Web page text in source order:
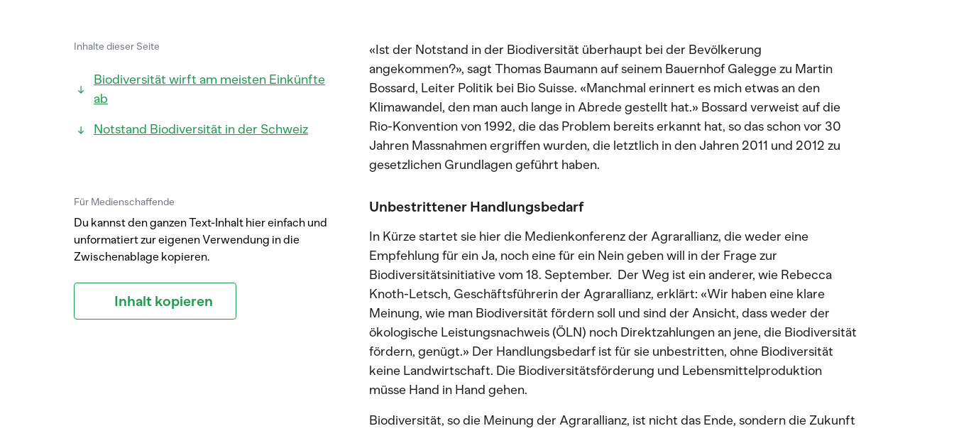
Inhalte dieser Seite
Biodiversität wirft am meisten Einkünfte
ab
Notstand Biodiversität in der Schweiz
Für Medienschaffende
Du kannst den ganzen Text-Inhalt hier einfach und
unformatiert zur eigenen Verwendung in die
Zwischenablage kopieren.
Inhalt kopieren
«Ist der Notstand in der Biodiversität überhaupt bei der Bevölkerung
angekommen?», sagt Thomas Baumann auf seinem Bauernhof Galegge zu Martin
Bossard, Leiter Politik bei Bio Suisse. «Manchmal erinnert es mich etwas an den
Klimawandel, den man auch lange in Abrede gestellt hat.» Bossard verweist auf die
Rio-Konvention von 1992, die das Problem bereits erkannt hat, so das schon vor 30
Jahren Massnahmen ergriffen wurden, die letztlich in den Jahren 2011 und 2012 zu
gesetzlichen Grundlagen geführt haben.
Unbestrittener Handlungsbedarf
In Kürze startet sie hier die Medienkonferenz der Agrarallianz, die weder eine
Empfehlung für ein Ja, noch eine für ein Nein geben will in der Frage zur
Biodiversitätsinitiative vom 18. September. Der Weg ist ein anderer, wie Rebecca
Knoth-Letsch, Geschäftsführerin der Agrarallianz, erklärt: «Wir haben eine klare
Meinung, wie man Biodiversität fördern soll und sind der Ansicht, dass weder der
ökologische Leistungsnachweis (ÖLN) noch Direktzahlungen an jene, die Biodiversität
fördern, genügt.» Der Handlungsbedarf ist für sie unbestritten, ohne Biodiversität
keine Landwirtschaft. Die Biodiversitätsförderung und Lebensmittelproduktion
müsse Hand in Hand gehen.
Biodiversität, so die Meinung der Agrarallianz, ist nicht das Ende, sondern die Zukunft